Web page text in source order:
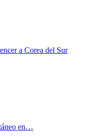
a Corea del Sur
en…